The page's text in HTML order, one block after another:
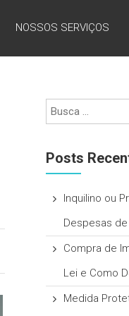
NOSSOS SERVIÇOS
Posts
Inquilino ou
Despesas
Compra de
Lei e Como
Medida